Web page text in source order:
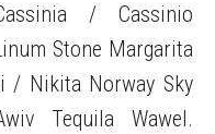
/ Cassinio
Stone Margarita
/ Nikita Norway Sky
Tequila Wawel.